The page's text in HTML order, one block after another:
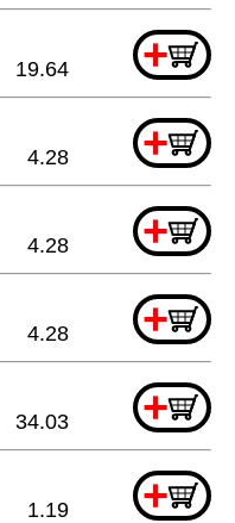
+
19.64
+
4.28
+
4.28
+
4.28
+
34.03
+
1.19